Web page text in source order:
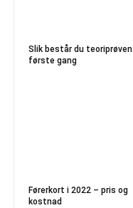
Slik består du teoriprøven
første gang
Førerkort i 2022 – pris og
kostnad